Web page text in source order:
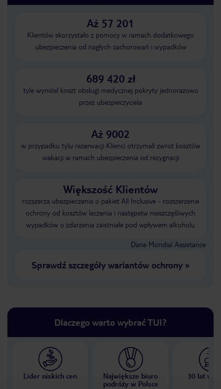
Aż 57 201
Klientów skorzystało z pomocy w ramach dodatkowego
ubezpieczenia od nagłych zachorowań i wypadków
689 420 zł
tyle wyniósł koszt obsługi medycznej pokryty jednorazowo
przez ubezpieczyciela
Aż 9002
w przypadku tylu rezerwacji Klienci otrzymali zwrot kosztów
wakacji w ramach ubezpieczenia od rezygnacji
Większość Klientów
rozszerza ubezpieczenia o pakiet All Inclusive - rozszerzenie
ochrony od kosztów leczenia i następstw nieszczęśliwych
wypadków o zdarzenia zaistniałe pod wpływem alkoholu
Dane Mondial Assistance
Sprawdź szczegóły wariantów ochrony»
Dlaczego warto wybrać TUI?
Lider niskich cen
Największe biuro
podróży w Polsce
30 lat w